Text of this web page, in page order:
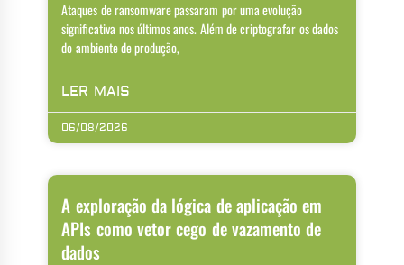
Ataques de ransomware passaram por uma evolução
significativa nos últimos anos. Além de criptografar os dados
do ambiente de produção,
LER MAIS
06/08/2026
A exploração da lógica de aplicação em
APIs como vetor cego de vazamento de
dados